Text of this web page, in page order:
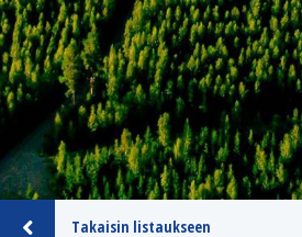
Takaisin listaukseen